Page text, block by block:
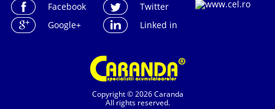
Copyright © 2026 Caranda
All rights reserved.
Facebook
Twitter
Google+
Linked in